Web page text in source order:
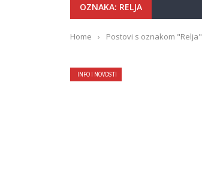
OZNAKA: RELJA
Home › Postovi s oznakom "Relja"
INFO I NOVOSTI